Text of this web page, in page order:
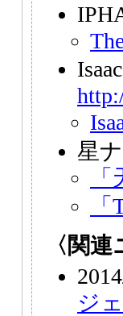
星
〈関連
ジ